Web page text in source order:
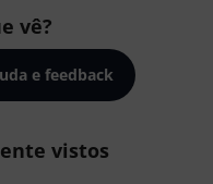
vê?
e feedback
vistos